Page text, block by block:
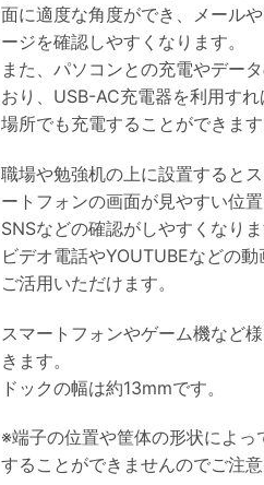
面に適度な角度ができ、メール
ージを確認しやすくなります。
また、パソコンとの充電やデー
おり、USB-AC充電器を利用す
場所でも充電することができます
職場や勉強机の上に設置すると
ートフォンの画面が見やすい位
SNSなどの確認がしやすくなりま
ビデオ電話やYOUTUBEなどの
ご活用いただけます。
スマートフォンやゲーム機など
きます。
ドックの幅は約13mmです。
※端子の位置や筐体の形状によっ
することができませんのでご注意